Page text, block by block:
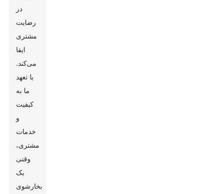
در
رضایت
مشتری
ایفا
می‌کند.
با تعهد
ما به
کیفیت
و
خدمات
مشتری،
وقتی
یک
بخارشوی